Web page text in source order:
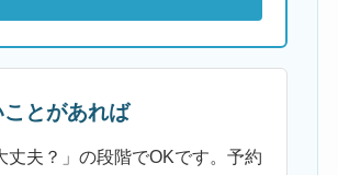
ことがあれば
丈夫？」の段階でOKです。予約